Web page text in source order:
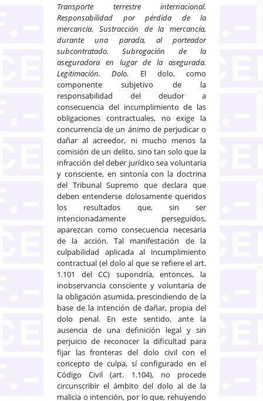
Transporte terrestre internacional.
Responsabilidad por pérdida de la
mercancía. Sustracción de la mercancía,
durante una parada, al porteador
subcontratado. Subrogación de la
aseguradora en lugar de la asegurada.
Legitimación. Dolo. El dolo, como
componente subjetivo de la
responsabilidad del deudor a
consecuencia del incumplimiento de las
obligaciones contractuales, no exige la
concurrencia de un ánimo de perjudicar o
dañar al acreedor, ni mucho menos la
comisión de un delito, sino tan solo que la
infracción del deber jurídico sea voluntaria
y consciente, en sintonía con la doctrina
del Tribunal Supremo que declara que
deben entenderse dolosamente queridos
los resultados que, sin ser
intencionadamente perseguidos,
aparezcan como consecuencia necesaria
de la acción. Tal manifestación de la
culpabilidad aplicada al incumplimiento
contractual (el dolo al que se refiere el art.
1.101 del CC) supondría, entonces, la
inobservancia consciente y voluntaria de
la obligación asumida, prescindiendo de la
base de la intención de dañar, propia del
dolo penal. En este sentido, ante la
ausencia de una definición legal y sin
perjuicio de reconocer la dificultad para
fijar las fronteras del dolo civil con el
concepto de culpa, sí configurado en el
Código Civil (art. 1.104), no procede
circunscribir el ámbito del dolo al de la
malicia o intención, por lo que, rehuyendo